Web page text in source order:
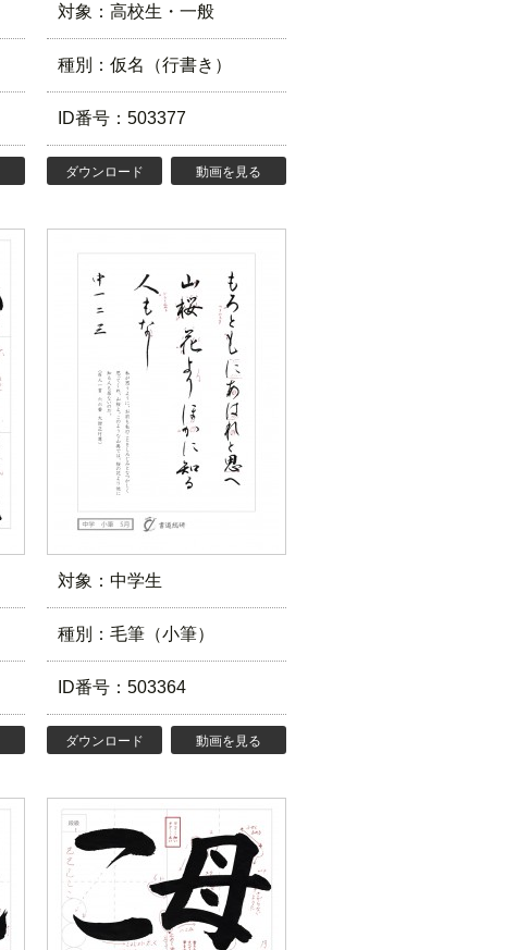
対象：高校生・一般
種別：仮名（行書き）
ID番号：503377
ダウンロード 動画を見る
対象：中学生
種別：毛筆（小筆）
ID番号：503364
ダウンロード 動画を見る